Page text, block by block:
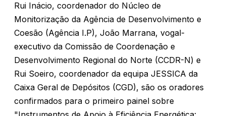
Rui Inácio, coordenador do Núcleo de
Monitorização da Agência de Desenvolvimento e
Coesão (Agência I.P), João Marrana, vogal-
executivo da Comissão de Coordenação e
Desenvolvimento Regional do Norte (CCDR-N) e
Rui Soeiro, coordenador da equipa JESSICA da
Caixa Geral de Depósitos (CGD), são os oradores
confirmados para o primeiro painel sobre